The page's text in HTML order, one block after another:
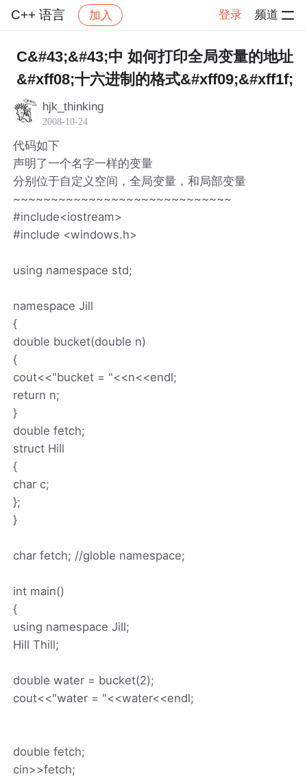
C++ 语言 加入 登录 频道
社区 C++ 语言 帖子详情
C&#43;&#43;中 如何打印全局变量的地址
&#xff08;十六进制的格式&#xff09;&#xff1f;
hjk_thinking
2008-10-24
代码如下
声明了一个名字一样的变量
分别位于自定义空间，全局变量，和局部变量
~~~~~~~~~~~~~~~~~~~~~~~~~~~~~
#include<iostream>
#include <windows.h>
using namespace std;
namespace Jill
{
double bucket(double n)
{
cout<<"bucket = "<<n<<endl;
return n;
}
double fetch;
struct Hill
{
char c;
};
}
char fetch; //globle namespace;
int main()
{
using namespace Jill;
Hill Thill;
double water = bucket(2);
cout<<"water = "<<water<<endl;
double fetch;
cin>>fetch;